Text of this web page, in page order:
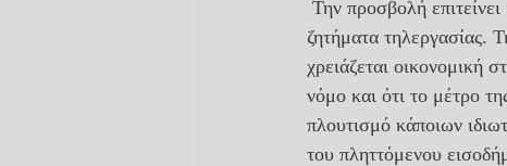
ζητήματα τηλεργασίας.
χρειάζεται οικονομική
νόμο και ότι το μέτρο
πλουτισμό κάποιων
του πληττόμενου